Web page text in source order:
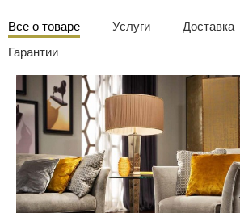
Все о товаре Услуги Доставка
Гарантии